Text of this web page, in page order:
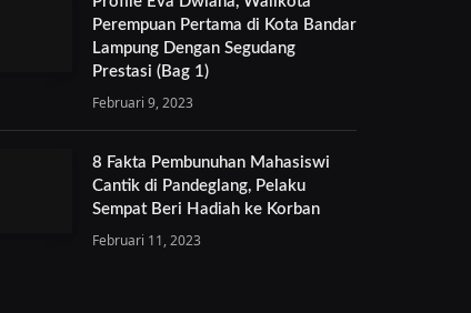
Perempuan Pertama di Kota Bandar
Lampung Dengan Segudang
Prestasi (Bag 1)
Februari 9, 2023
8 Fakta Pembunuhan Mahasiswi
Cantik di Pandeglang, Pelaku
Sempat Beri Hadiah ke Korban
Februari 11, 2023